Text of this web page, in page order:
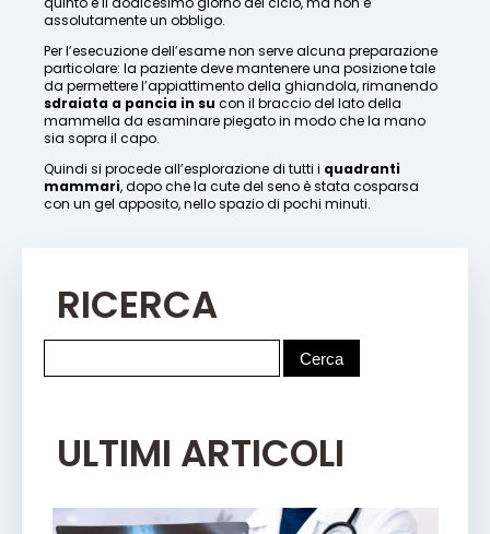
assolutamente un obbligo.
Per l’esecuzione dell’esame non serve alcuna preparazione
particolare: la paziente deve mantenere una posizione tale
da permettere l’appiattimento della ghiandola, rimanendo
sdraiata a pancia in su con il braccio del lato della
mammella da esaminare piegato in modo che la mano
sia sopra il capo.
Quindi si procede all’esplorazione di tutti i quadranti
mammari, dopo che la cute del seno è stata cosparsa
con un gel apposito, nello spazio di pochi minuti.
RICERCA
ULTIMI ARTICOLI